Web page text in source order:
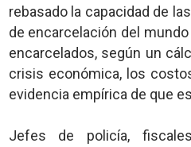
rebasado la capacidad de
de encarcelación del
encarcelados, según un
crisis económica, los
evidencia empírica de que
Jefes de policía,